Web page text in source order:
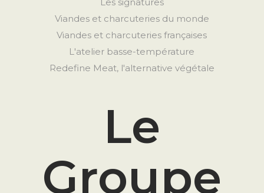
Viandes et charcuteries du monde
Viandes et charcuteries françaises
L'atelier basse-température
Redefine Meat, l'alternative végétale
Le
Groupe